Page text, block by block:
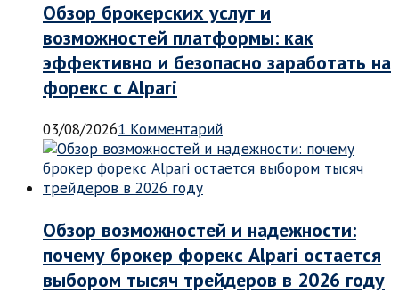
Обзор брокерских услуг и
возможностей платформы: как
эффективно и безопасно заработать на
форекс с Alpari
03/08/20261 Комментарий
Обзор возможностей и надежности:
почему брокер форекс Alpari остается
выбором тысяч трейдеров в 2026 году